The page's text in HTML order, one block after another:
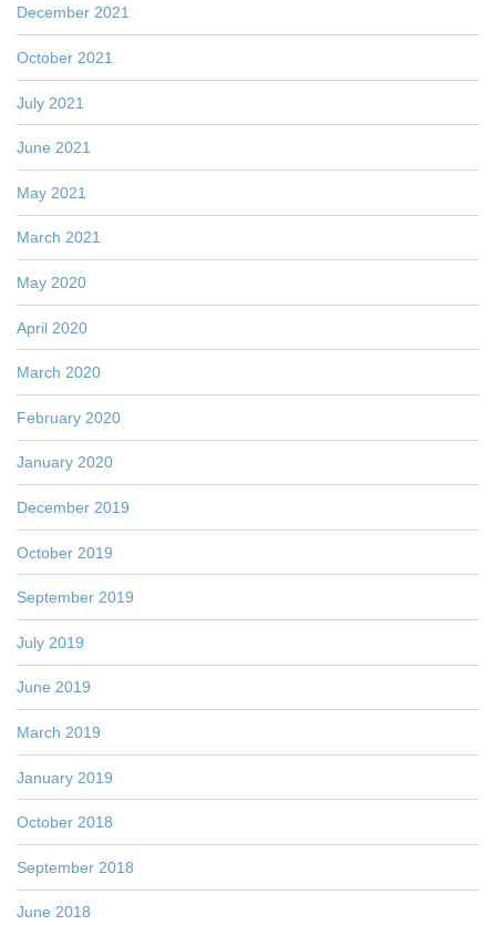
December 2021
October 2021
July 2021
June 2021
May 2021
March 2021
May 2020
April 2020
March 2020
February 2020
January 2020
December 2019
October 2019
September 2019
July 2019
June 2019
March 2019
January 2019
October 2018
September 2018
June 2018